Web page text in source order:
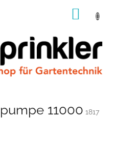
11000 1817